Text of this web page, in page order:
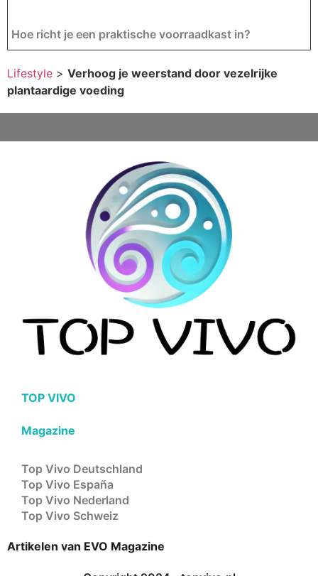
Hoe richt je een praktische voorraadkast in?
Lifestyle > Verhoog je weerstand door vezelrijke
plantaardige voeding
TOP VIVO
Magazine
Top Vivo Deutschland
Top Vivo España
Top Vivo Nederland
Top Vivo Schweiz
Artikelen van EVO Magazine